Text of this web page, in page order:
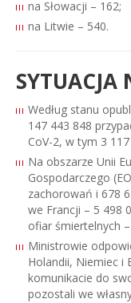
na Słowacji – 162;
na Litwie – 540.
SYTUACJA
Według stanu
147 443 848
CoV-2, w tym 3
Na obszarze Unii
Gospodarczego
zachorowań i 678
we Francji – 5 498
ofiar śmiertelnych
Ministrowie
Holandii, Niemiec i
komunikacie do
pozostali we